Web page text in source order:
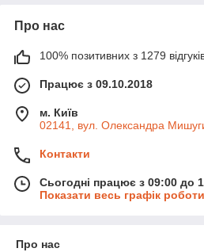
Про нас
100% позитивних з 1279
Працює з 09.10.2018
м. Київ
02141, вул. Олександра
Контакти
Сьогодні працює з 09:00 до
Показати весь графік роботи
Про нас